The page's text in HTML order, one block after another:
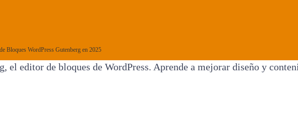
Bloques WordPress Gutenberg en 2025
el editor de bloques de WordPress. Aprende a mejorar diseño y